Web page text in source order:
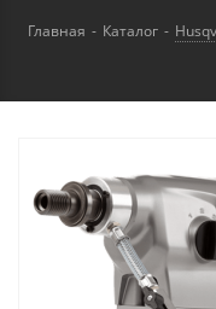
Главная - Каталог -